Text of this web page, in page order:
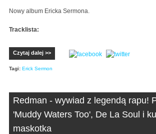
Nowy album Ericka Sermona.
Tracklista:
Czytaj dalej >>
Tagi: Erick Sermon
Redman - wywiad z legendą rapu!
'Muddy Waters Too', De La Soul i
maskotka